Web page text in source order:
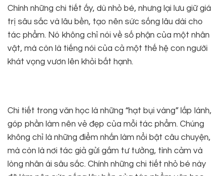
Chính những chi tiết ấy, dù nhỏ bé, nhưng lại lưu giữ giá
trị sâu sắc và lâu bền, tạo nên sức sống lâu dài cho
tác phẩm. Nó không chỉ nói về số phận của một nhân
vật, mà còn là tiếng nói của cả một thế hệ con người
khát vọng vươn lên khỏi bất hạnh.
Chi tiết trong văn học là những “hạt bụi vàng” lấp lánh,
góp phần làm nên vẻ đẹp của mỗi tác phẩm. Chúng
không chỉ là những điểm nhấn làm nổi bật câu chuyện,
mà còn là nơi tác giả gửi gắm tư tưởng, tình cảm và
lòng nhân ái sâu sắc. Chính những chi tiết nhỏ bé này